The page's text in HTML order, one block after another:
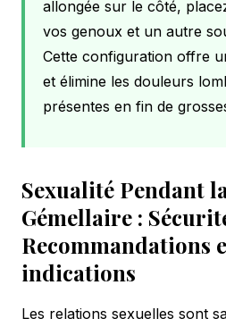
allongée sur le côté,
vos genoux et un autre
Cette configuration offre
et élimine les douleurs
présentes en fin de
Sexualité Pendant
Gémellaire :
Recommandations
indications
Les relations sexuelles sont